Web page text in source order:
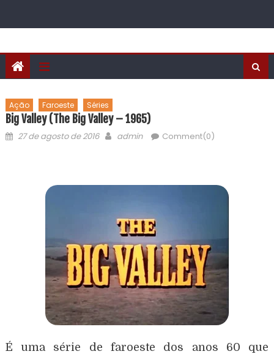
Ação Faroeste Séries
Big Valley (The Big Valley – 1965)
27 de agosto de 2016 admin Comment(0)
É uma série de faroeste dos anos 60 que